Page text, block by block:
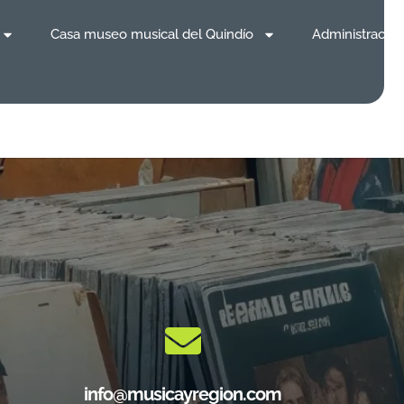
Casa museo musical del Quindío
info@musicayregion.com